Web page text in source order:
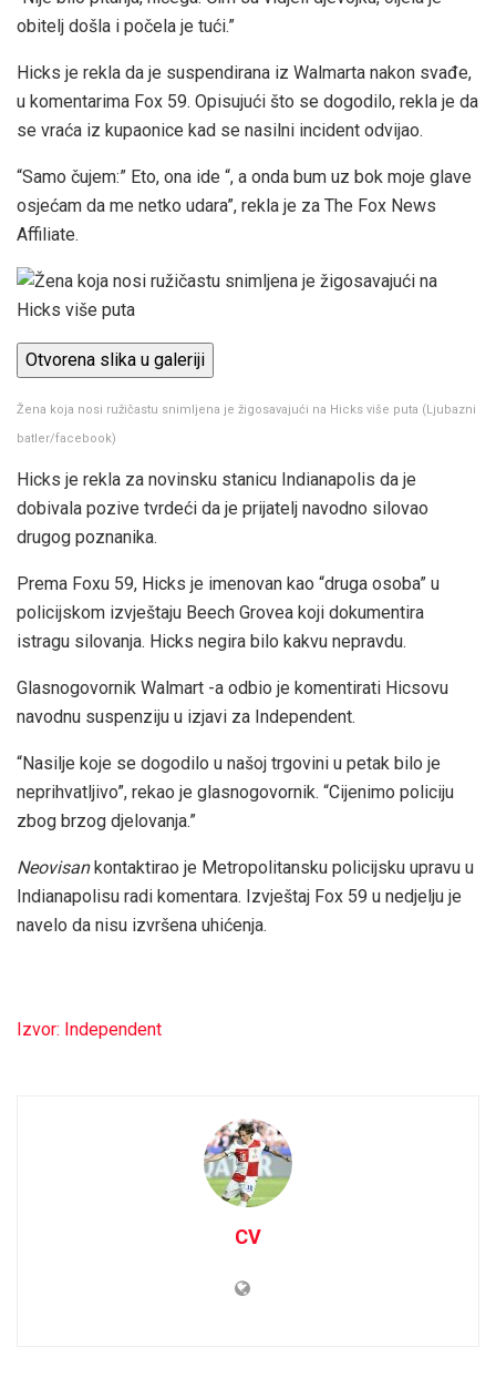
obitelj došla i počela je tući.”
Hicks je rekla da je suspendirana iz Walmarta nakon svađe,
u komentarima Fox 59. Opisujući što se dogodilo, rekla je da
se vraća iz kupaonice kad se nasilni incident odvijao.
“Samo čujem:” Eto, ona ide “, a onda bum uz bok moje glave
osjećam da me netko udara”, rekla je za The Fox News
Affiliate.
Otvorena slika u galeriji
Žena koja nosi ružičastu snimljena je žigosavajući na Hicks više puta ( Ljubazni
batler/facebook)
Hicks je rekla za novinsku stanicu Indianapolis da je
dobivala pozive tvrdeći da je prijatelj navodno silovao
drugog poznanika.
Prema Foxu 59, Hicks je imenovan kao “druga osoba” u
policijskom izvještaju Beech Grovea koji dokumentira
istragu silovanja. Hicks negira bilo kakvu nepravdu.
Glasnogovornik Walmart -a odbio je komentirati Hicsovu
navodnu suspenziju u izjavi za Independent.
“Nasilje koje se dogodilo u našoj trgovini u petak bilo je
neprihvatljivo”, rekao je glasnogovornik. “Cijenimo policiju
zbog brzog djelovanja.”
Neovisan kontaktirao je Metropolitansku policijsku upravu u
Indianapolisu radi komentara. Izvještaj Fox 59 u nedjelju je
navelo da nisu izvršena uhićenja.
Izvor: Independent
CV